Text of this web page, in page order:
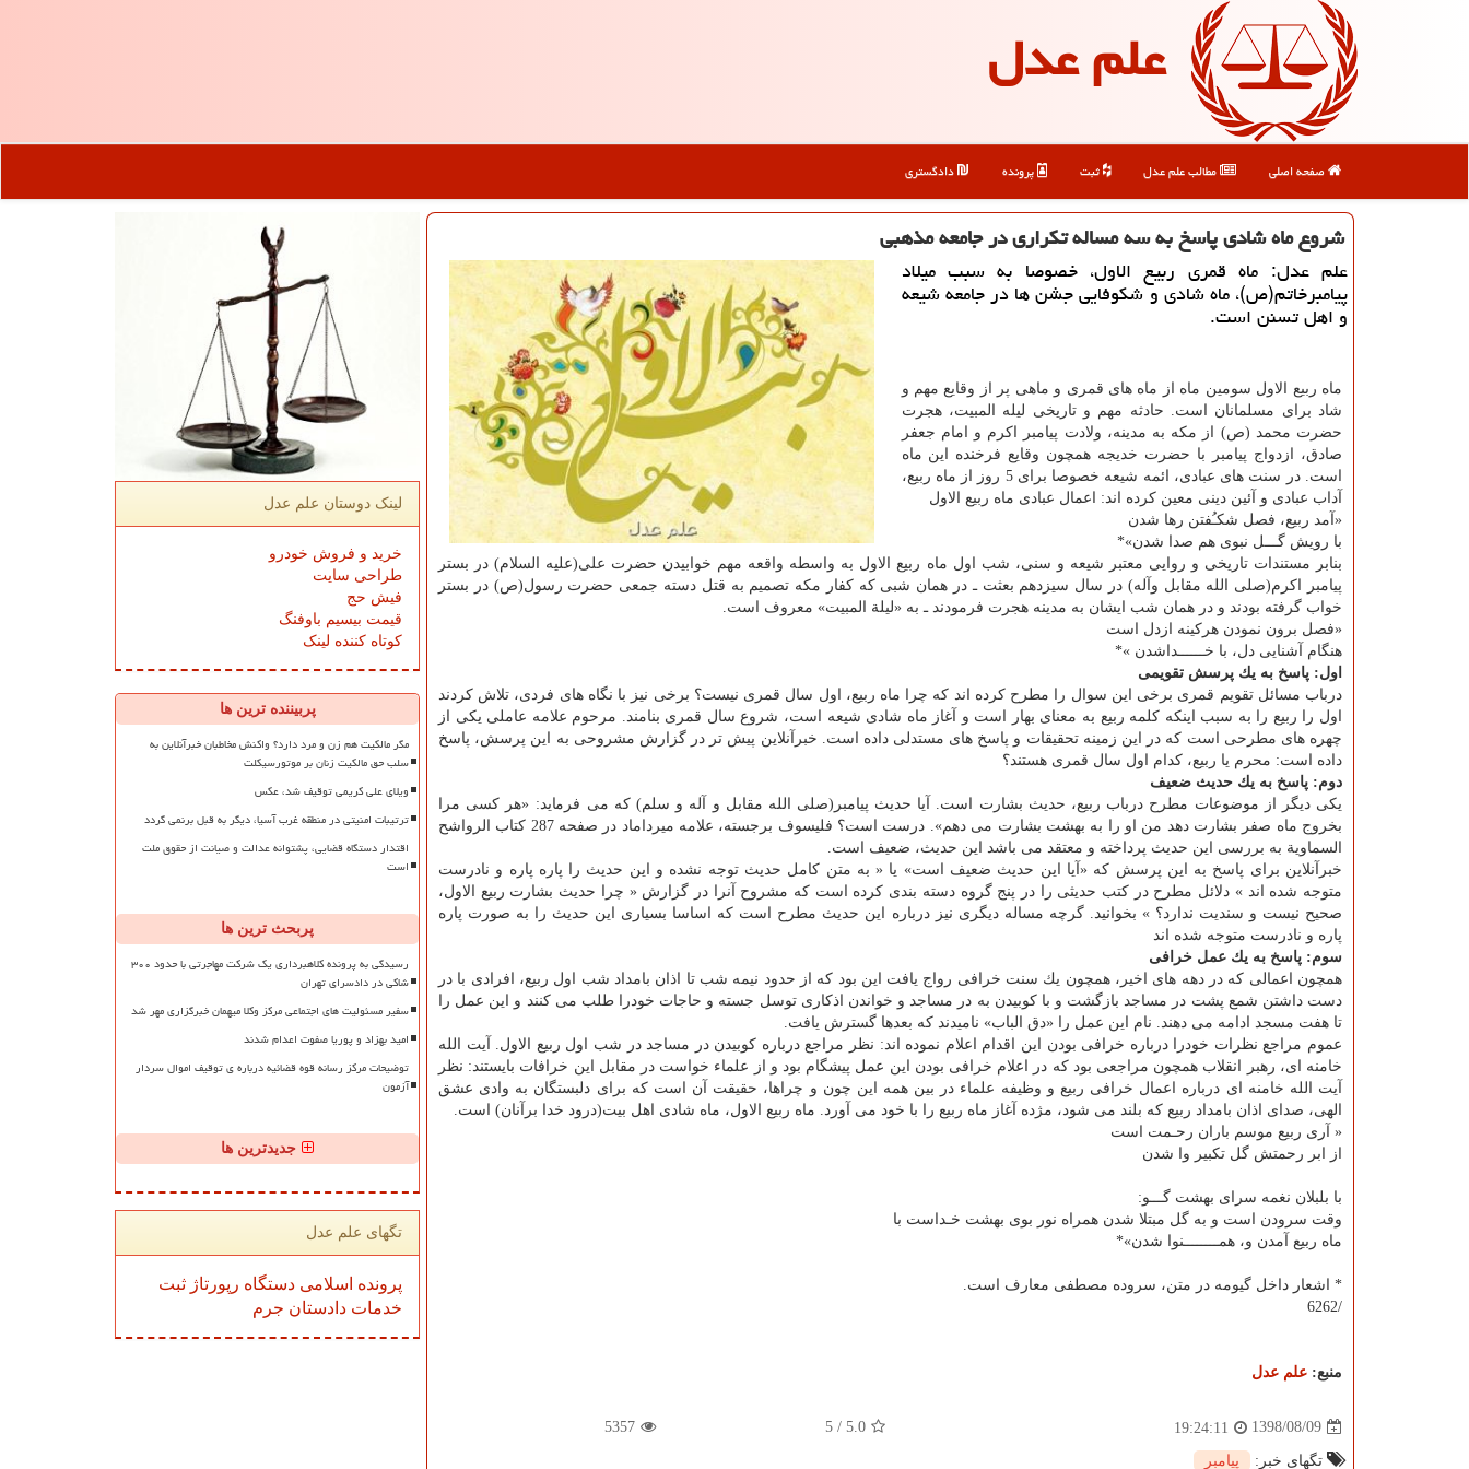
علم عدل
صفحه اصلی مطالب علم عدل ثبت پرونده دادگستری
شروع ماه شادی پاسخ به سه مساله تكراری در جامعه مذهبی
علم عدل: ماه قمری ربیع الاول، خصوصا به سبب میلاد
پیامبرخاتم(ص)، ماه شادی و شكوفایی جشن ها در جامعه شیعه
و اهل تسنن است.
ماه ربیع الاول سومین ماه از ماه های قمری و ماهی پر از وقایع مهم و
شاد برای مسلمانان است. حادثه مهم و تاریخی لیله المبیت، هجرت
حضرت محمد (ص) از مكه به مدینه، ولادت پیامبر اكرم و امام جعفر
صادق، ازدواج پیامبر با حضرت خدیجه همچون وقایع فرخنده این ماه
است. در سنت های عبادی، ائمه شیعه خصوصا برای 5 روز از ماه ربیع،
آداب عبادی و آئین دینی معین كرده اند: اعمال عبادی ماه ربیع الاول‏
«آمد ربیع، فصل شكـُفتن رها شدن
با رویش گـــل نبوی هم صدا شدن»*
بنابر مستندات تاریخی و روایی معتبر شیعه و سنی، شب اول ماه ربیع الاول به واسطه واقعه مهم خوابیدن حضرت علی(علیه السلام) در بستر
پیامبر اكرم(صلی الله مقابل وآله) در سال سیزدهم بعثت ـ در همان شبی كه كفار مكه تصمیم به قتل دسته جمعی حضرت رسول(ص) در بستر
خواب گرفته بودند و در همان شب ایشان به مدینه هجرت فرمودند ـ به «لیلة المبیت» معروف است.
«فصل برون نمودن هركینه ازدل است
هنگام آشنایی دل، با خــــــداشدن »*
اول: پاسخ به یك پرسش تقویمی
درباب مسائل تقویم قمری برخی این سوال را مطرح كرده اند كه چرا ماه ربیع، اول سال قمری نیست؟ برخی نیز با نگاه های فردی، تلاش كردند
اول را ربیع را به سبب اینكه كلمه ربیع به معنای بهار است و آغاز ماه شادی شیعه است، شروع سال قمری بنامند. مرحوم علامه عاملی یكی از
چهره های مطرحی است كه در این زمینه تحقیقات و پاسخ های مستدلی داده است. خبرآنلاین پیش تر در گزارش مشروحی به این پرسش، پاسخ
داده است: محرم یا ربیع، كدام اول سال قمری هستند؟
دوم: پاسخ به یك حدیث ضعیف
یكی دیگر از موضوعات مطرح درباب ربیع، حدیث بشارت است. آیا حدیث پیامبر(صلی الله مقابل و آله و سلم) كه می فرماید: «هر كسی مرا
بخروج ماه صفر بشارت دهد من او را به بهشت بشارت می دهم». درست است؟ فلیسوف برجسته، علامه میرداماد در صفحه 287 كتاب الرواشح
السماویة به بررسی این حدیث پرداخته و معتقد می باشد این حدیث، ضعیف است.
خبرآنلاین برای پاسخ به این پرسش كه «آیا این حدیث ضعیف است» یا « به متن كامل حدیث توجه نشده و این حدیث را پاره پاره و نادرست
متوجه شده اند » دلائل مطرح در كتب حدیثی را در پنج گروه دسته بندی كرده است كه مشروح آنرا در گزارش « چرا حدیث بشارت ربیع الاول،
صحیح نیست و سندیت ندارد؟ » بخوانید. گرچه مساله دیگری نیز درباره این حدیث مطرح است كه اساسا بسیاری این حدیث را به صورت پاره
پاره و نادرست متوجه شده اند
سوم: پاسخ به یك عمل خرافی
همچون اعمالی كه در دهه های اخیر، همچون یك سنت خرافی رواج یافت این بود كه از حدود نیمه شب تا اذان بامداد شب اول ربیع، افرادی با در
دست داشتن شمع پشت در مساجد بازگشت و با كوبیدن به در مساجد و خواندن اذكاری توسل جسته و حاجات خودرا طلب می‏ كنند و این عمل را
تا هفت مسجد ادامه می دهند. نام این عمل را «دق الباب» نامیدند كه بعدها گسترش یافت.
عموم مراجع نظرات خودرا درباره خرافی بودن این اقدام اعلام نموده اند: نظر مراجع درباره كوبیدن در مساجد در شب اول ربیع الاول. آیت الله
خامنه ای، رهبر انقلاب همچون مراجعی بود كه در اعلام خرافی بودن این عمل پیشگام بود و از علماء خواست در مقابل این خرافات بایستند: نظر
آیت الله خامنه ای درباره اعمال خرافی ربیع و وظیفه علماء در بین همه این چون و چراها، حقیقت آن است كه برای دلبستگان به وادی عشق
الهی، صدای اذان بامداد ربیع كه بلند می شود، مژده آغاز ماه ربیع را با خود می آورد. ماه ربیع الاول، ماه شادی اهل بیت(درود خدا برآنان) است.
« آری ربیع موسم باران رحـمت است
از ابر رحمتش گل تكبیر وا شدن
با بلبلان نغمه سرای بهشت گـــو:
وقت سرودن است و به گل مبتلا شدن همراه نور بوی بهشت خـداست با
ماه ربیع آمدن و، همــــــــنوا شدن»*
* اشعار داخل گیومه در متن، سروده مصطفی معارف است.
/6262
منبع: علم عدل
1398/08/09
19:24:11
5.0
/
5
5357
تگهای خبر: پیامبر
لینک دوستان علم عدل
خرید و فروش خودرو
طراحی سایت
فیش حج
قیمت بیسیم باوفنگ
کوتاه کننده لینک
پربیننده ترین ها
مگر مالکیت هم زن و مرد دارد؟ واکنش مخاطبان خبرآنلاین به
سلب حق مالکیت زنان بر موتورسیکلت
ویلای علی کریمی توقیف شد، عکس
ترتیبات امنیتی در منطقه غرب آسیا، دیگر به قبل برنمی گردد
اقتدار دستگاه قضایی، پشتوانه عدالت و صیانت از حقوق ملت
است
پربحث ترین ها
رسیدگی به پرونده کلاهبرداری یک شرکت مهاجرتی با حدود ۳۰۰
شاکی در دادسرای تهران
سفیر مسئولیت های اجتماعی مرکز وکلا میهمان خبرگزاری مهر شد
امید بهزاد و پوریا صفوت اعدام شدند
توضیحات مرکز رسانه قوه قضائیه درباره ی توقیف اموال سردار
آزمون
جدیدترین ها
تگهای علم عدل
پرونده اسلامی دستگاه رپورتاژ ثبت
خدمات دادستان جرم